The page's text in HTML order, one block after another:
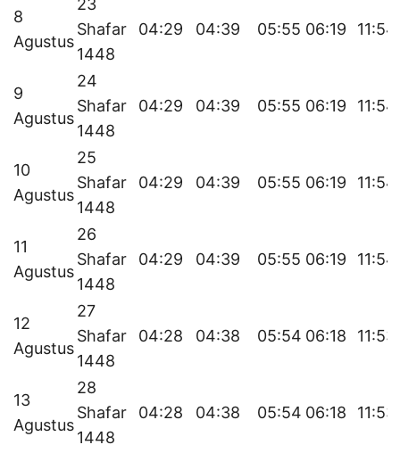
8
Agustus
23
Shafar
1448
04:29 04:39 05:55 06:19 11:54
9
Agustus
24
Shafar
1448
04:29 04:39 05:55 06:19 11:54
10
Agustus
25
Shafar
1448
04:29 04:39 05:55 06:19 11:54
11
Agustus
26
Shafar
1448
04:29 04:39 05:55 06:19 11:54
12
Agustus
27
Shafar
1448
04:28 04:38 05:54 06:18 11:53
13
Agustus
28
Shafar
1448
04:28 04:38 05:54 06:18 11:53